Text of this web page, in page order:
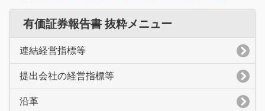
有価証券報告書 抜粋メニュー
連結経営指標等
提出会社の経営指標等
沿革